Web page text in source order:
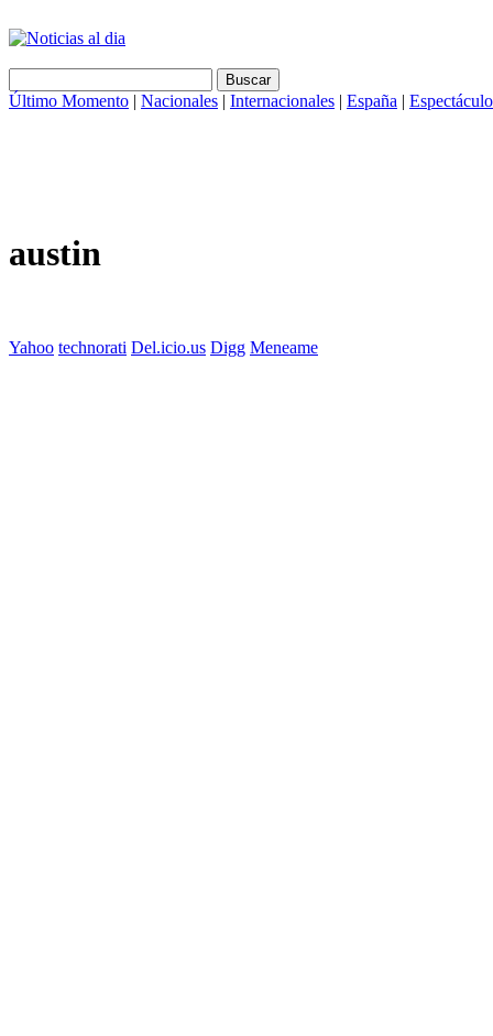
Último Momento | Nacionales | Internacionales | España |
austin
Yahoo technorati Del.icio.us Digg Meneame